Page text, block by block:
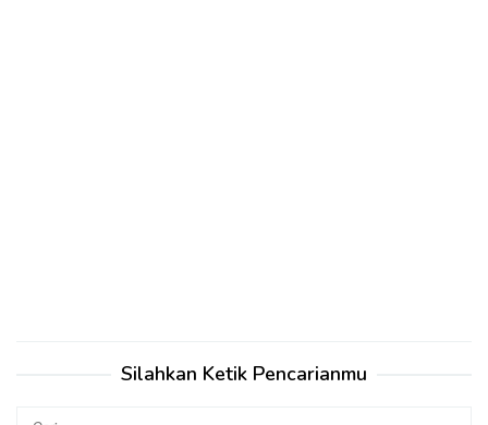
Silahkan Ketik Pencarianmu